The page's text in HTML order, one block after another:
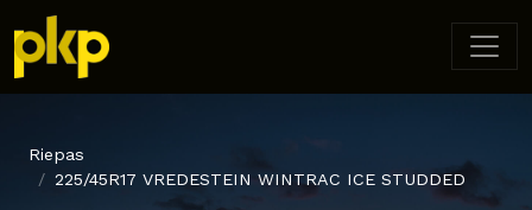
Riepas
225/45R17 VREDESTEIN WINTRAC ICE STUDDED